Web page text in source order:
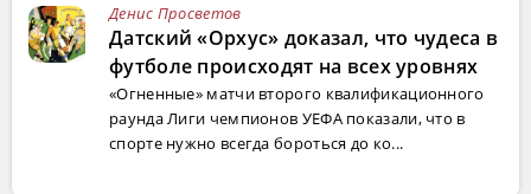
Денис Просветов
Датский «Орхус» доказал, что чудеса в
футболе происходят на всех уровнях
«Огненные» матчи второго квалификационного
раунда Лиги чемпионов УЕФА показали, что в
спорте нужно всегда бороться до ко...